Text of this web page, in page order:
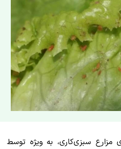
مزارع سبزی‌کاری، به ویژه توسط